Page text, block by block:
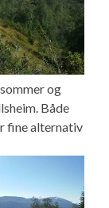
og
Både
fine alternativ